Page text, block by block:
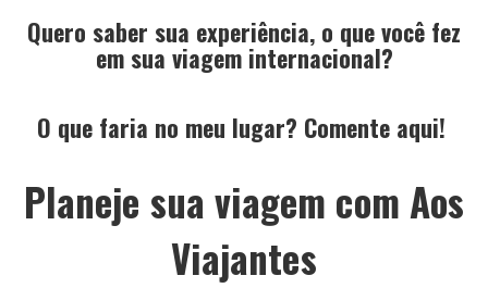
Quero saber sua experiência, o que você fez
em sua viagem internacional?
O que faria no meu lugar? Comente aqui!
Planeje sua viagem com Aos
Viajantes